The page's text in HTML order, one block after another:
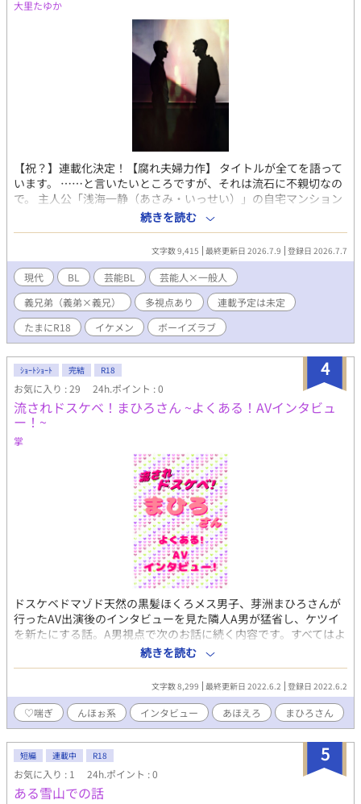
大里たゆか
【祝？】連載化決定！【腐れ夫婦力作】 タイトルが全てを語って
います。 ……と言いたいところですが、それは流石に不親切なの
で。 主人公「浅海一静（あさみ・いっせい）」の自宅マンション
に、関西弁を喋るある男が何故か居ます。 飲んでます。酩酊して
います。時刻は夜です。ちょっと遅めの夜です。 一静と酔っ払い
関西弁男は、なんとなく流れていた芸能ニュースにて、「顔面イ
ケメン国宝第1位」と呼ばれる俳優「天音冴生（あまね・さえ
き）」のインタビューを目にします。 それに対して、酔っ払い関
西弁男が文句を言い出します。 話はそれからだ（古語）。 ってい
うかタイトルでネタバレしとるがな、もうええわ。 普通の感想ご
意見も大歓迎でございます。ヨロシクお願い申し上げます。
続きを読む
文字数 9,415 最終更新日 2026.7.9 登録日 2026.7.7
現代 BL 芸能BL
芸能人×一般人
義兄弟（義弟×義兄）
多視点あり
連載予定は未定
たまにR18
イケメン ボーイズラブ
4
ｼｮｰﾄｼｮｰﾄ 完結 R18
お気に入り : 29 24h.ポイント : 0
流されドスケベ！まひろさん ~よくある！AVインタビュ
ー！~
掌
ドスケベドマゾド天然の黒髪ほくろメス男子、芽洲まひろさんが
行ったAV出演後のインタビューを見た隣人A男が猛省し、ケツイ
を新たにする話。A男視点で次のお話に続く内容です。すべてはよ
くある！フィクションのファンタジーです。 まひろさんシリーズ
まとめタグ→まひろさん pixiv/ムーンライトノベルズにも同作品
を投稿しています。 インタビューへのレビューなどありました
ら（web拍手） http://bit.ly/38kXFb0 Twitter垢・返信はこ
ちらにて https://twitter.com/show1write
続きを読む
文字数 8,299 最終更新日 2022.6.2 登録日 2022.6.2
♡喘ぎ んほぉ系 インタビュー あほえろ まひろさん
5
短編 連載中 R18
お気に入り : 1 24h.ポイント : 0
ある雪山での話